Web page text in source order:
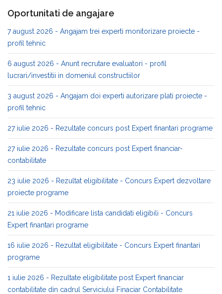
Oportunitati de angajare
7 august 2026 - Angajam trei experti monitorizare proiecte -
profil tehnic
6 august 2026 - Anunt recrutare evaluatori - profil
lucrari/investitii in domeniul constructiilor
3 august 2026 - Angajam doi experti autorizare plati proiecte -
profil tehnic
27 iulie 2026 - Rezultate concurs post Expert finantari programe
27 iulie 2026 - Rezultate concurs post Expert financiar-
contabilitate
23 iulie 2026 - Rezultat eligibilitate - Concurs Expert dezvoltare
proiecte programe
21 iulie 2026 - Modificare lista candidati eligibili - Concurs
Expert finantari programe
16 iulie 2026 - Rezultat eligibilitate - Concurs Expert finantari
programe
1 iulie 2026 - Rezultate eligibilitate post Expert financiar
contabilitate din cadrul Serviciului Finaciar Contabilitate